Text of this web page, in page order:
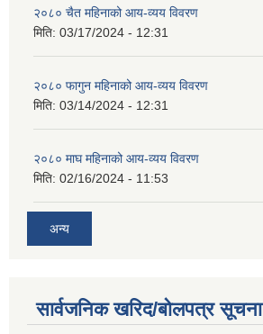
२०८० चैत महिनाको आय-व्यय विवरण
मिति: 03/17/2024 - 12:31
२०८० फागुन महिनाको आय-व्यय विवरण
मिति: 03/14/2024 - 12:31
२०८० माघ महिनाको आय-व्यय विवरण
मिति: 02/16/2024 - 11:53
अन्य
सार्वजनिक खरिद/बोलपत्र सूचना